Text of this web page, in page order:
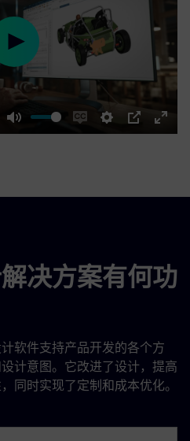
Mute
EnableSettings
PIP
Enter
Play
决方案有何功
软件支持产品开发的各个方
计意图。它改进了设计，提高
同时实现了定制和成本优化。